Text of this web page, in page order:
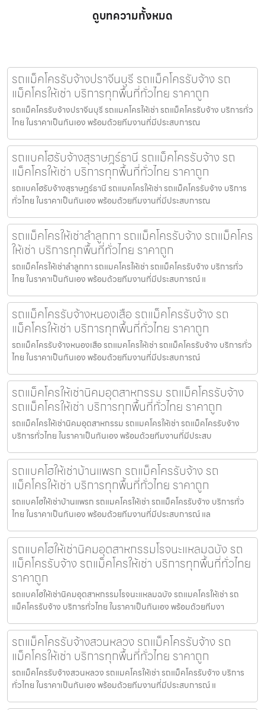
ดูบทความทั้งหมด
รถแม็คโครรับจ้างปราจีนบุรี รถแม็คโครรับจ้าง รถ
แม็คโครให้เช่า บริการทุกพื้นที่ทั่วไทย ราคาถูก
รถแม็คโครรับจ้างปราจีนบุรี รถแมคโครให้เช่า รถแม็คโครรับจ้าง บริการทั่ว
ไทย ในราคาเป็นกันเอง พร้อมด้วยทีมงานที่มีประสบการณ
รถแบคโฮรับจ้างสุราษฎร์ธานี รถแม็คโครรับจ้าง รถ
แม็คโครให้เช่า บริการทุกพื้นที่ทั่วไทย ราคาถูก
รถแบคโฮรับจ้างสุราษฎร์ธานี รถแมคโครให้เช่า รถแม็คโครรับจ้าง บริการ
ทั่วไทย ในราคาเป็นกันเอง พร้อมด้วยทีมงานที่มีประสบการณ
รถแม็คโครให้เช่าลำลูกกา รถแม็คโครรับจ้าง รถแม็คโคร
ให้เช่า บริการทุกพื้นที่ทั่วไทย ราคาถูก
รถแม็คโครให้เช่าลำลูกกา รถแมคโครให้เช่า รถแม็คโครรับจ้าง บริการทั่ว
ไทย ในราคาเป็นกันเอง พร้อมด้วยทีมงานที่มีประสบการณ์ แ
รถแม็คโครรับจ้างหนองเสือ รถแม็คโครรับจ้าง รถ
แม็คโครให้เช่า บริการทุกพื้นที่ทั่วไทย ราคาถูก
รถแม็คโครรับจ้างหนองเสือ รถแมคโครให้เช่า รถแม็คโครรับจ้าง บริการทั่ว
ไทย ในราคาเป็นกันเอง พร้อมด้วยทีมงานที่มีประสบการณ์
รถแม็คโครให้เช่านิคมอุตสาหกรรม รถแม็คโครรับจ้าง
รถแม็คโครให้เช่า บริการทุกพื้นที่ทั่วไทย ราคาถูก
รถแม็คโครให้เช่านิคมอุตสาหกรรม รถแมคโครให้เช่า รถแม็คโครรับจ้าง
บริการทั่วไทย ในราคาเป็นกันเอง พร้อมด้วยทีมงานที่มีประสบ
รถแบคโฮให้เช่าบ้านแพรก รถแม็คโครรับจ้าง รถ
แม็คโครให้เช่า บริการทุกพื้นที่ทั่วไทย ราคาถูก
รถแบคโฮให้เช่าบ้านแพรก รถแมคโครให้เช่า รถแม็คโครรับจ้าง บริการทั่ว
ไทย ในราคาเป็นกันเอง พร้อมด้วยทีมงานที่มีประสบการณ์ แล
รถแบคโฮให้เช่านิคมอุตสาหกรรมโรจนะแหลมฉบัง รถ
แม็คโครรับจ้าง รถแม็คโครให้เช่า บริการทุกพื้นที่ทั่วไทย
ราคาถูก
รถแบคโฮให้เช่านิคมอุตสาหกรรมโรจนะแหลมฉบัง รถแมคโครให้เช่า รถ
แม็คโครรับจ้าง บริการทั่วไทย ในราคาเป็นกันเอง พร้อมด้วยทีมงา
รถแม็คโครรับจ้างสวนหลวง รถแม็คโครรับจ้าง รถ
แม็คโครให้เช่า บริการทุกพื้นที่ทั่วไทย ราคาถูก
รถแม็คโครรับจ้างสวนหลวง รถแมคโครให้เช่า รถแม็คโครรับจ้าง บริการ
ทั่วไทย ในราคาเป็นกันเอง พร้อมด้วยทีมงานที่มีประสบการณ์ แ